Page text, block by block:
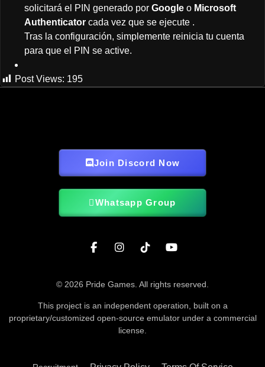
solicitará el PIN generado por Google o Microsoft
Authenticator cada vez que se ejecute .
Tras la configuración, simplemente reinicia tu cuenta
para que el PIN se active.
Post Views: 195
Join Discord Now
Whatsapp Group
© 2026 Pride Games. All rights reserved.
This project is an independent operation, built on a
proprietary/customized open-source emulator under a commercial
license.